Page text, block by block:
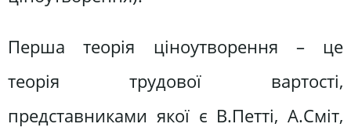
Перша теорія ціноутворення – це
теорія трудової вартості,
представниками якої є В.Петті, А.Сміт,